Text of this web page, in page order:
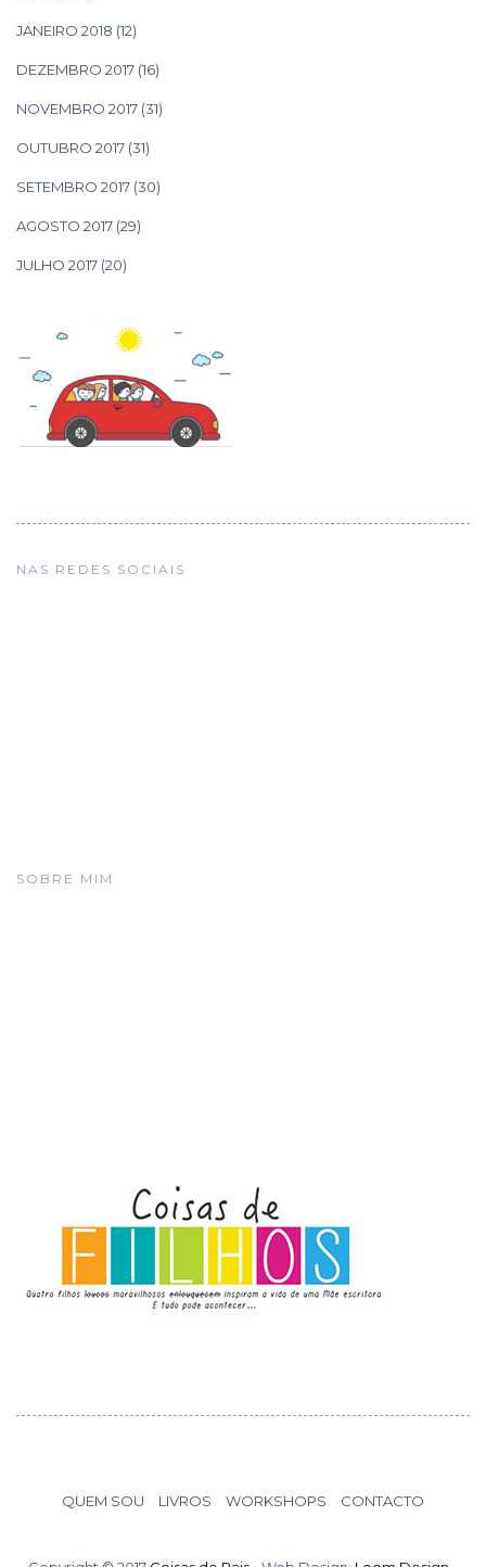
JANEIRO 2018 (12)
DEZEMBRO 2017 (16)
NOVEMBRO 2017 (31)
OUTUBRO 2017 (31)
SETEMBRO 2017 (30)
AGOSTO 2017 (29)
JULHO 2017 (20)
NAS REDES SOCIAIS
SOBRE MIM
QUEM SOU LIVROS WORKSHOPS CONTACTO